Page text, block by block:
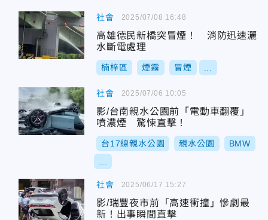
社會
高雄德民新橋突冒煙！ 消防迅速灑
水斷電處理
楠梓區 煙霧 冒煙
2025/07/08 16:48
社會
影/台南親水公園前「電動車翻覆」
噴濃煙 驚悚直擊！
台17線親水公園 親水公園 BMW
2025/07/06 10:05
社會
影/瑞豐夜市前「高速衝撞」慘劇最
新！出事瞬間直擊
2025/06/17 15:27